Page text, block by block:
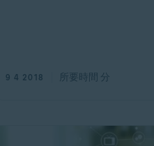
9 4 2018 所要時間 分